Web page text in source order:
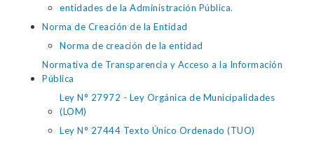
entidades de la Administración Pública.
Norma de Creación de la Entidad
Norma de creación de la entidad
Normativa de Transparencia y Acceso a la Información
Pública
Ley N° 27972 - Ley Orgánica de Municipalidades
(LOM)
Ley N° 27444 Texto Único Ordenado (TUO)